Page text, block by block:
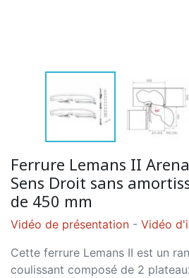
Ferrure Lemans II
Sens Droit sans
de 450 mm
Vidéo de présentation - Vidéo
Cette ferrure Lemans II est un
coulissant composé de 2